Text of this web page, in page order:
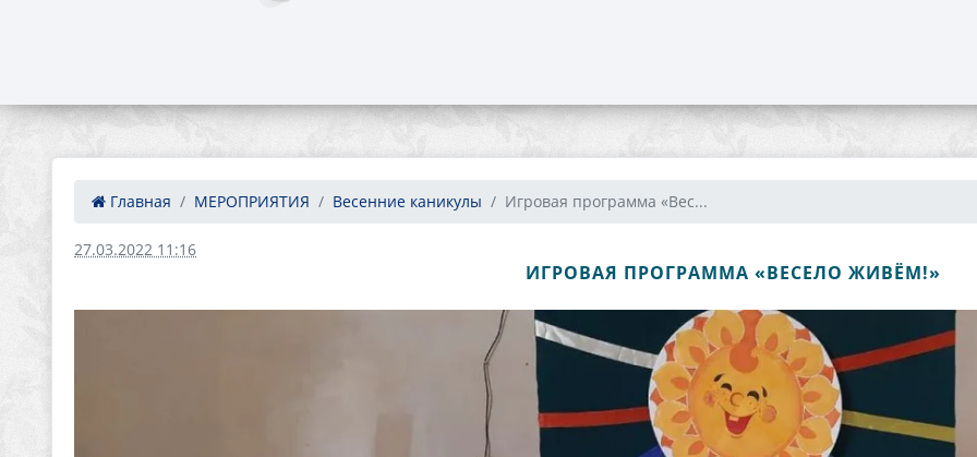
Главная МЕРОПРИЯТИЯ Весенние каникулы Игровая программа «Вес...
27.03.2022 11:16
ИГРОВАЯ ПРОГРАММА «ВЕСЕЛО ЖИВЁМ!»